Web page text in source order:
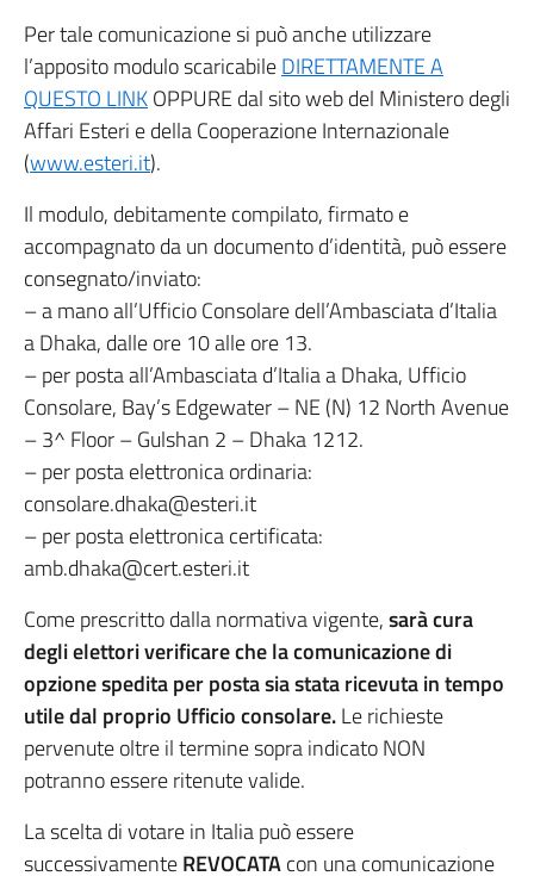
Per tale comunicazione si può anche utilizzare
l’apposito modulo scaricabileDIRETTAMENTE A
QUESTO LINKOPPURE dal sito web del Ministero degli
Affari Esteri e della Cooperazione Internazionale
(www.esteri.it).
Il modulo, debitamente compilato, firmato e
accompagnato da un documento d’identità, può essere
consegnato/inviato:
– a mano all’Ufficio Consolare dell’Ambasciata d’Italia
a Dhaka, dalle ore 10 alle ore 13.
– per posta all’Ambasciata d’Italia a Dhaka, Ufficio
Consolare, Bay’s Edgewater – NE (N) 12 North Avenue
– 3^ Floor – Gulshan 2 – Dhaka 1212.
– per posta elettronica ordinaria:
consolare.dhaka@esteri.it
– per posta elettronica certificata:
amb.dhaka@cert.esteri.it
Come prescritto dalla normativa vigente,sarà cura
degli elettori verificare che la comunicazione di
opzione spedita per posta sia stata ricevuta in tempo
utile dal proprio Ufficio consolare.Le richieste
pervenute oltre il termine sopra indicato NON
potranno essere ritenute valide.
La scelta di votare in Italia può essere
successivamenteREVOCATAcon una comunicazione